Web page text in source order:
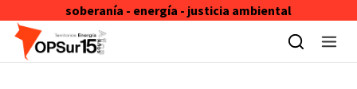
soberanía - energía - justicia ambiental
Skip to content